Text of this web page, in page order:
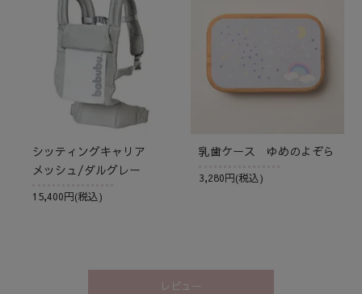
シッティングキャリア
メッシュ/ダルグレー
15,400円(税込)
乳歯ケース ゆめのよぞら
3,280円(税込)
レビュー